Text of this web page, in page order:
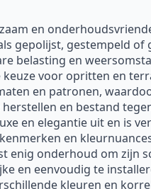
en
gepolijst, gestempeld
belasting en
keuze voor opritten en
en patronen,
en bestand
en elegantie uit en is
en
enig onderhoud om zijn
en eenvoudig te
kleuren en